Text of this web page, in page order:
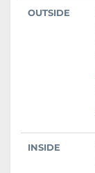
OUTSIDE
INSIDE